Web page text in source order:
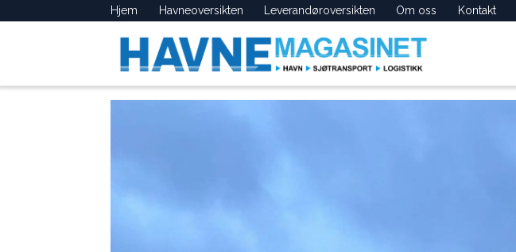
Hjem Havneoversikten Leverandøroversikten Om oss Kontakt